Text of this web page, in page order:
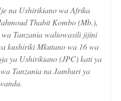
na Ushirikiano wa Afrika
Thabit Kombo (Mb.),
wa Tanzania waliowasili jijini
kushiriki Mkutano wa 16 wa
ya Ushirikiano (JPC) kati ya
Tanzania na Jamhuri ya